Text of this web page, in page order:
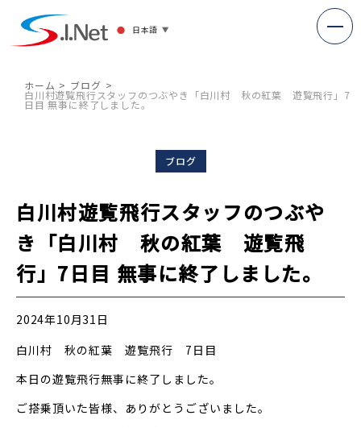
日本語 ▼
ホーム ブログ
白川村遊覧飛行スタッフのつぶやき「白川村 秋の紅葉 遊覧飛行」7
日目 無事に終了しました。
ブログ
白川村遊覧飛行スタッフのつぶや
き「白川村 秋の紅葉 遊覧飛
行」7日目 無事に終了しました。
2024年10月31日
白川村 秋の紅葉 遊覧飛行 7日目
本日の遊覧飛行無事に終了しました。
ご搭乗頂いた皆様、ありがとうございました。